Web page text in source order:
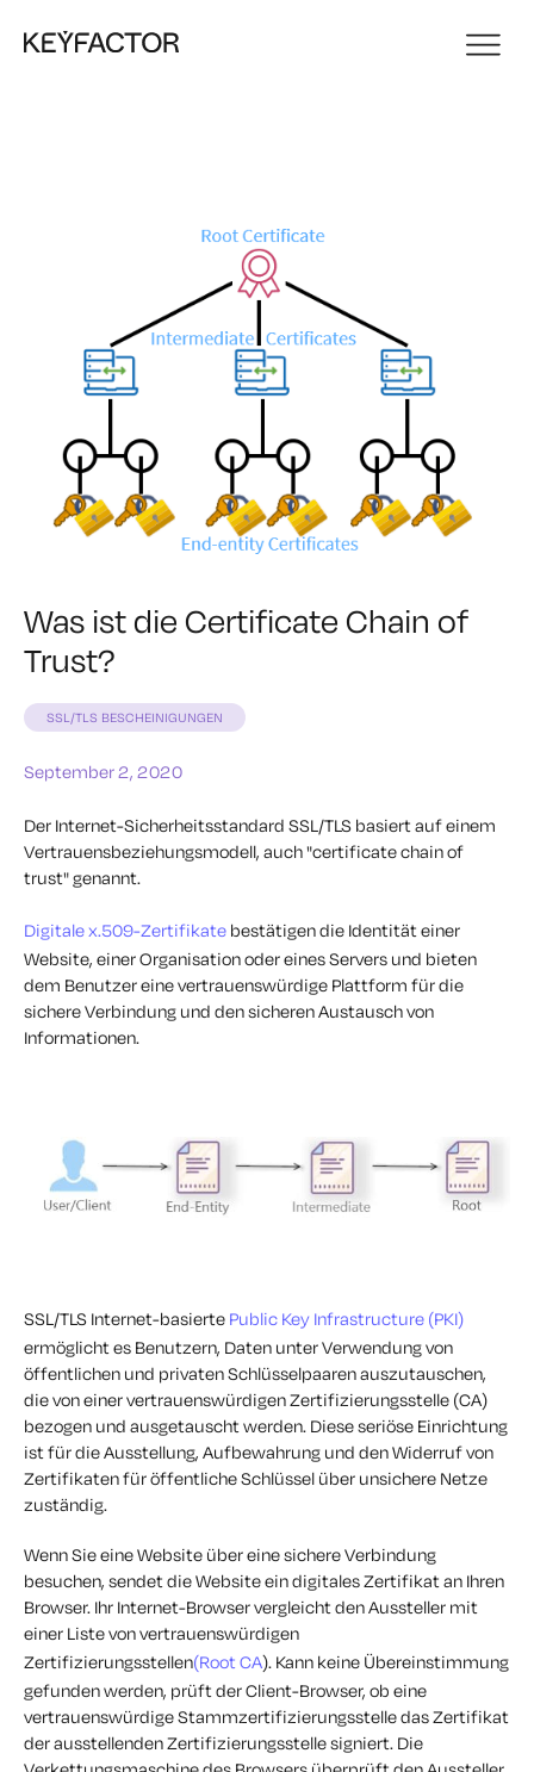
Was ist die Certificate Chain of
Trust?
SSL/TLS BESCHEINIGUNGEN
September 2, 2020
Der Internet-Sicherheitsstandard SSL/TLS basiert auf einem
Vertrauensbeziehungsmodell, auch "certificate chain of
trust" genannt.
Digitale x.509-Zertifikate bestätigen die Identität einer
Website, einer Organisation oder eines Servers und bieten
dem Benutzer eine vertrauenswürdige Plattform für die
sichere Verbindung und den sicheren Austausch von
Informationen.
SSL/TLS Internet-basierte Public Key Infrastructure (PKI)
ermöglicht es Benutzern, Daten unter Verwendung von
öffentlichen und privaten Schlüsselpaaren auszutauschen,
die von einer vertrauenswürdigen Zertifizierungsstelle (CA)
bezogen und ausgetauscht werden. Diese seriöse Einrichtung
ist für die Ausstellung, Aufbewahrung und den Widerruf von
Zertifikaten für öffentliche Schlüssel über unsichere Netze
zuständig.
Wenn Sie eine Website über eine sichere Verbindung
besuchen, sendet die Website ein digitales Zertifikat an Ihren
Browser. Ihr Internet-Browser vergleicht den Aussteller mit
einer Liste von vertrauenswürdigen
Zertifizierungsstellen(Root CA). Kann keine Übereinstimmung
gefunden werden, prüft der Client-Browser, ob eine
vertrauenswürdige Stammzertifizierungsstelle das Zertifikat
der ausstellenden Zertifizierungsstelle signiert. Die